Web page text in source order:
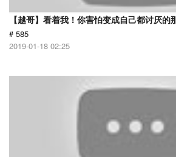
【越哥】看着我！你害怕变成自己都讨厌的
# 585
2019-01-18 02:25